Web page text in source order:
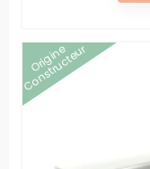
Origine
Constructeur